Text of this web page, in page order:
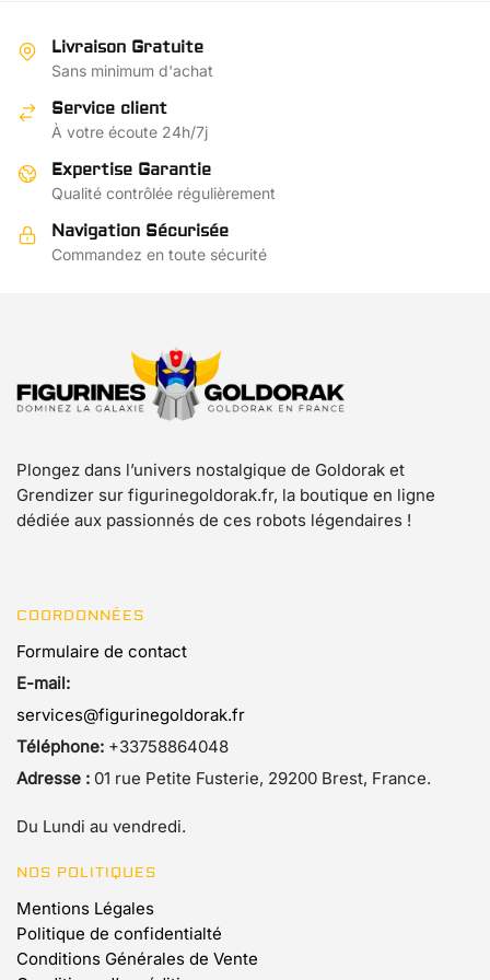
être
choisies
sur
la
Livraison Gratuite
Sans minimum d'achat
Service client
À votre écoute 24h/7j
Expertise Garantie
Qualité contrôlée régulièrement
Navigation Sécurisée
Commandez en toute sécurité
Plongez dans l’univers nostalgique de Goldorak et
Grendizer sur figurinegoldorak.fr, la boutique en ligne
dédiée aux passionnés de ces robots légendaires !
COORDONNÉES
Formulaire de contact
E-mail:
services@figurinegoldorak.fr
Téléphone: +33758864048
Adresse : 01 rue Petite Fusterie, 29200 Brest, France.
Du Lundi au vendredi.
NOS POLITIQUES
Mentions Légales
Politique de confidentialté
Conditions Générales de Vente